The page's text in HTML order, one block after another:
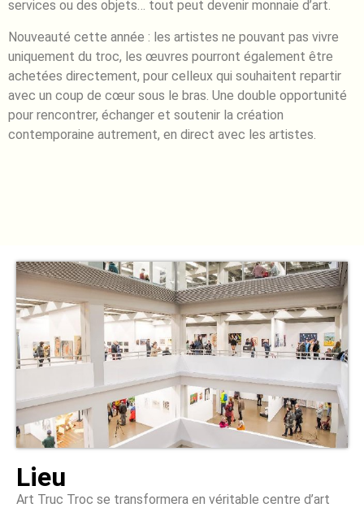
services ou des objets… tout peut devenir monnaie d’art.
Nouveauté cette année : les artistes ne pouvant pas vivre
uniquement du troc, les œuvres pourront également être
achetées directement, pour celleux qui souhaitent repartir
avec un coup de cœur sous le bras. Une double opportunité
pour rencontrer, échanger et soutenir la création
contemporaine autrement, en direct avec les artistes.
Lieu
Art Truc Troc se transformera en véritable centre d’art